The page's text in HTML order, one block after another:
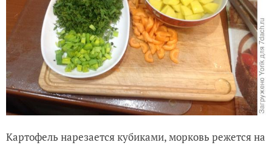
Картофель нарезается кубиками, морковь режется на